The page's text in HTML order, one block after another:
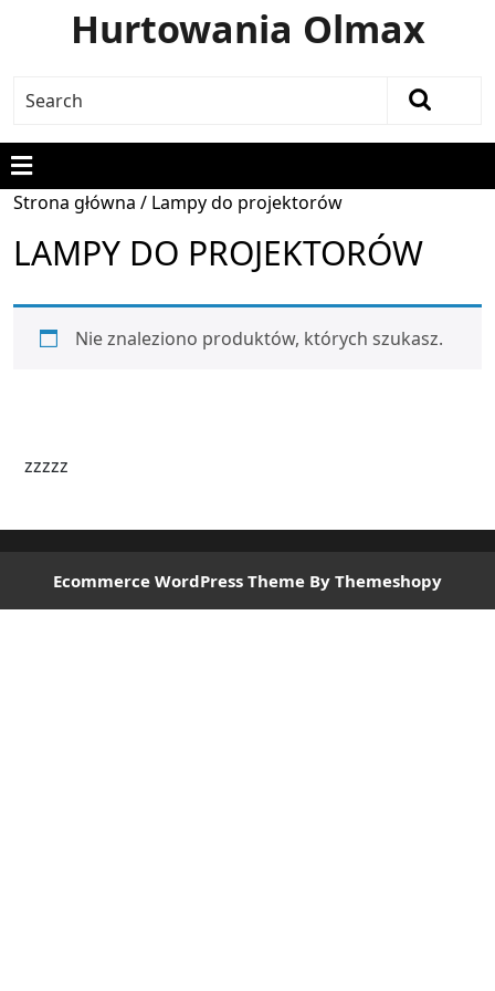
Hurtowania Olmax
Strona główna / Lampy do projektorów
LAMPY DO PROJEKTORÓW
Nie znaleziono produktów, których szukasz.
zzzzz
Ecommerce WordPress Theme By Themeshopy